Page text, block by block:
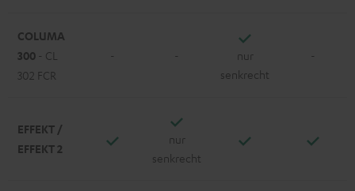
COLUMA
300 - CL
302 FCR
- -
nur
senkrecht
-
EFFEKT /
EFFEKT 2
nur
senkrecht